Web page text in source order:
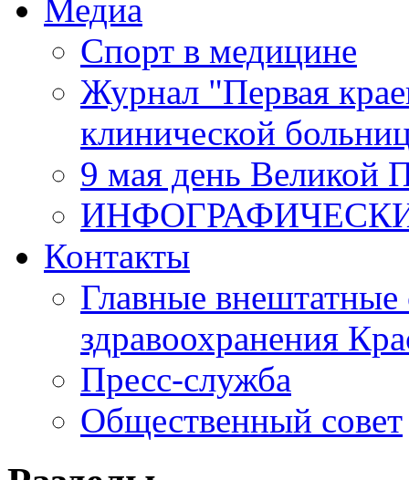
Медиа
Спорт в медицине
Журнал "Первая
клинической
9 мая день Великой
Контакты
Главные внештатные
здравоохранения
Пресс-служба
Общественный совет